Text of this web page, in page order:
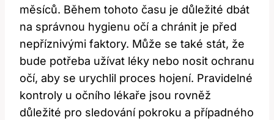
měsíců. Během tohoto ‍času je důležité ⁢dbát
na správnou hygienu očí a ⁤chránit je‌ před
nepříznivými faktory. Může se také stát, že
⁣bude potřeba užívat léky nebo nosit ochranu
očí,⁤ aby se‍ urychlil‌ proces hojení. ​Pravidelné
kontroly ‌u očního lékaře⁣ jsou rovněž
důležité pro sledování‍ pokroku a‍ případného